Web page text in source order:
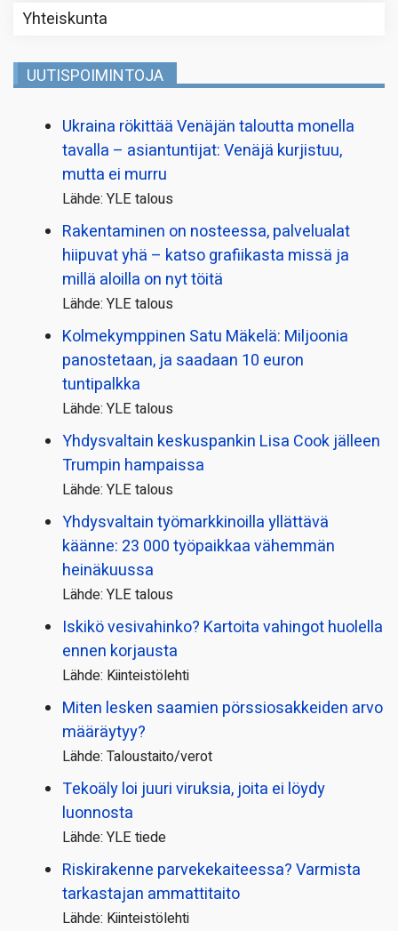
Yhteiskunta
UUTISPOIMINTOJA
Ukraina rökittää Venäjän taloutta monella
tavalla – asiantuntijat: Venäjä kurjistuu,
mutta ei murru
Lähde: YLE talous
Rakentaminen on nosteessa, palvelualat
hiipuvat yhä – katso grafiikasta missä ja
millä aloilla on nyt töitä
Lähde: YLE talous
Kolmekymppinen Satu Mäkelä: Miljoonia
panostetaan, ja saadaan 10 euron
tuntipalkka
Lähde: YLE talous
Yhdysvaltain keskuspankin Lisa Cook jälleen
Trumpin hampaissa
Lähde: YLE talous
Yhdysvaltain työmarkkinoilla yllättävä
käänne: 23 000 työpaikkaa vähemmän
heinäkuussa
Lähde: YLE talous
Iskikö vesivahinko? Kartoita vahingot huolella
ennen korjausta
Lähde: Kiinteistölehti
Miten lesken saamien pörssi­osakkeiden arvo
määräytyy?
Lähde: Taloustaito/verot
Tekoäly loi juuri viruksia, joita ei löydy
luonnosta
Lähde: YLE tiede
Riskirakenne parvekekaiteessa? Varmista
tarkastajan ammattitaito
Lähde: Kiinteistölehti